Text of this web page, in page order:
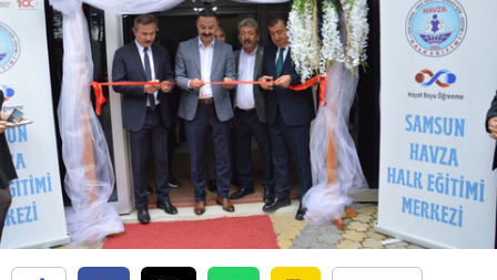
Bingöl
Bitlis
Bolu
Burdur
Bursa
Çanakkale